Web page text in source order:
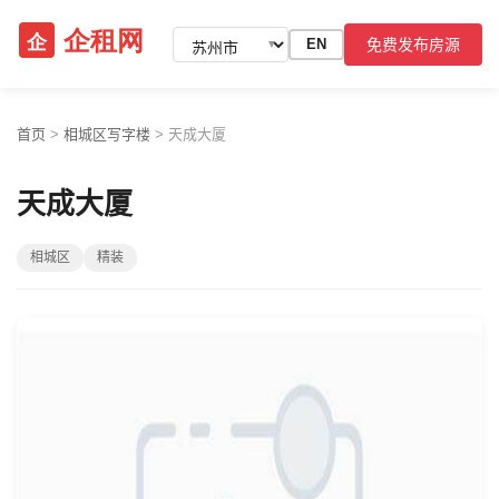
▼ EN 免费发布房源
首页 > 相城区写字楼 > 天成大厦
天成大厦
相城区 精装